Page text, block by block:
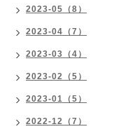
2023-05（8）
2023-04（7）
2023-03（4）
2023-02（5）
2023-01（5）
2022-12（7）